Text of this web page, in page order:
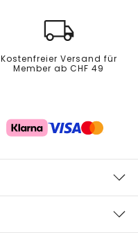
Kostenfreier Versand für
Member ab CHF 49